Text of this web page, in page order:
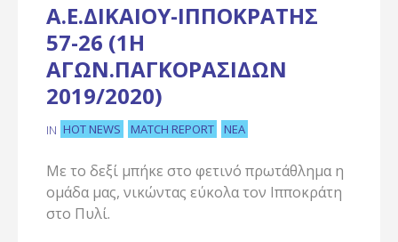
Α.Ε.ΔΙΚΑΊΟΥ-ΙΠΠΟΚΡΆΤΗΣ
57-26 (1Η
ΑΓΩΝ.ΠΑΓΚΟΡΑΣΊΔΩΝ
2019/2020)
IN HOT NEWS MATCH REPORT ΝΈΑ
Με το δεξί μπήκε στο φετινό πρωτάθλημα η
ομάδα μας, νικώντας εύκολα τον Ιπποκράτη
στο Πυλί.